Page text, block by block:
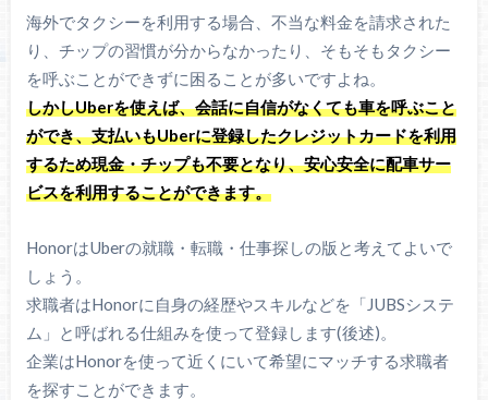
海外でタクシーを利用する場合、不当な料金を請求された
り、チップの習慣が分からなかったり、そもそもタクシー
を呼ぶことができずに困ることが多いですよね。
しかしUberを使えば、会話に自信がなくても車を呼ぶこと
ができ、支払いもUberに登録したクレジットカードを利用
するため現金・チップも不要となり、安心安全に配車サー
ビスを利用することができます。
HonorはUberの就職・転職・仕事探しの版と考えてよいで
しょう。
求職者はHonorに自身の経歴やスキルなどを「JUBSシステ
ム」と呼ばれる仕組みを使って登録します(後述)。
企業はHonorを使って近くにいて希望にマッチする求職者
を探すことができます。